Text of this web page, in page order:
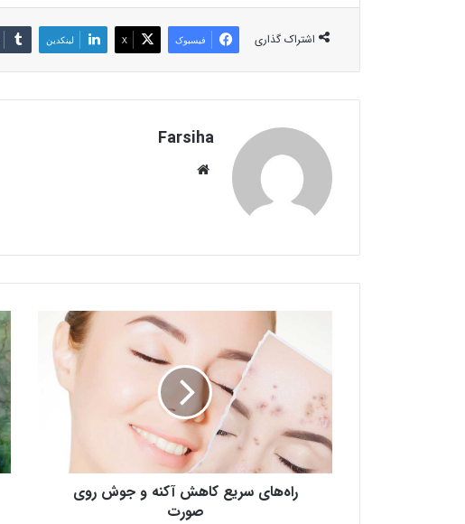
اشتراک گذاری فیسبوک X لینکدین
Farsiha
ه
ی
س
ر
ی
راه‌های سریع کاهش آکنه و جوش روی
صورت
ع
ک
و
ش
ت
ه
ا